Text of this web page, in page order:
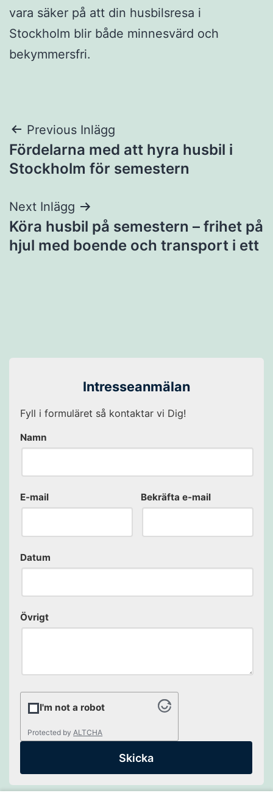
vara säker på att din husbilsresa i
Stockholm blir både minnesvärd och
bekymmersfri.
Inläggsnavigering
Previous Inlägg
Fördelarna med att hyra husbil i
Stockholm för semestern
Next Inlägg
Köra husbil på semestern – frihet på
hjul med boende och transport i ett
Intresseanmälan
Fyll i formuläret så kontaktar vi Dig!
Namn
E-mail Bekräfta e-mail
Datum
Övrigt
I'm not a robot
Protected byALTCHA